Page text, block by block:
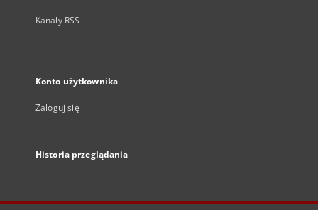
Kanały RSS
Konto użytkownika
Zaloguj się
Historia przeglądania